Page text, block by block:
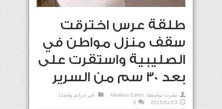
طلقة عرس اخترقت
سقف منزل مواطن في
الصليبية واستقرت على
بعد 30 سم من السرير
نشرت بواسطة: Alhakea Editor في جرائم وقضايا
2015/01/03
0